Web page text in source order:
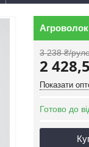
3 238 ₴/
2
Показати
Готово до